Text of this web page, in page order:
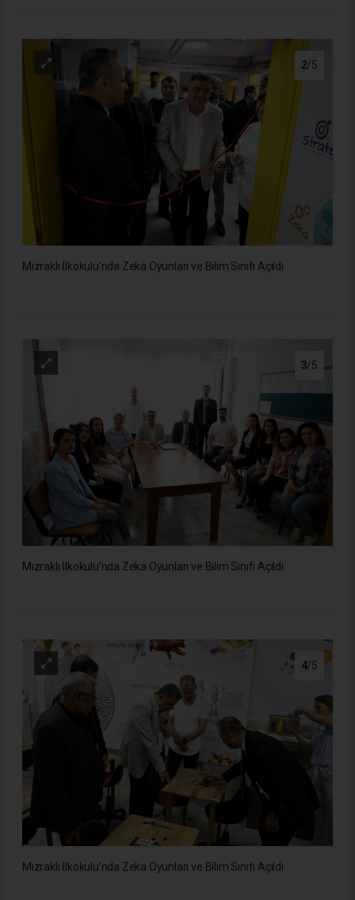
2/5
Mızraklı İlkokulu’nda Zeka Oyunları ve Bilim Sınıfı Açıldı
3/5
Mızraklı İlkokulu’nda Zeka Oyunları ve Bilim Sınıfı Açıldı
4/5
Mızraklı İlkokulu’nda Zeka Oyunları ve Bilim Sınıfı Açıldı